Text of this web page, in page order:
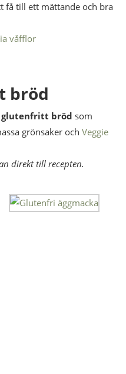
få till ett mättande och bra
våfflor
bröd
glutenfritt bröd som
grönsaker och Veggie
direkt till recepten.